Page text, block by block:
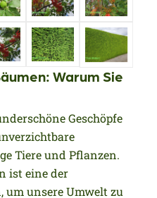
Warum Sie
Geschöpfe
Tiere und Pflanzen.
ist eine der
unsere Umwelt zu